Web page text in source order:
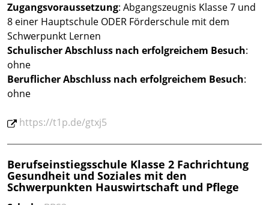
Zugangsvoraussetzung: Abgangszeugnis Klasse 7 und
8 einer Hauptschule ODER Förderschule mit dem
Schwerpunkt Lernen
Schulischer Abschluss nach erfolgreichem Besuch:
ohne
Beruflicher Abschluss nach erfolgreichem Besuch:
ohne
https://t1p.de/gtxj5
Berufseinstiegsschule Klasse 2 Fachrichtung
Gesundheit und Soziales mit den
Schwerpunkten Hauswirtschaft und Pflege